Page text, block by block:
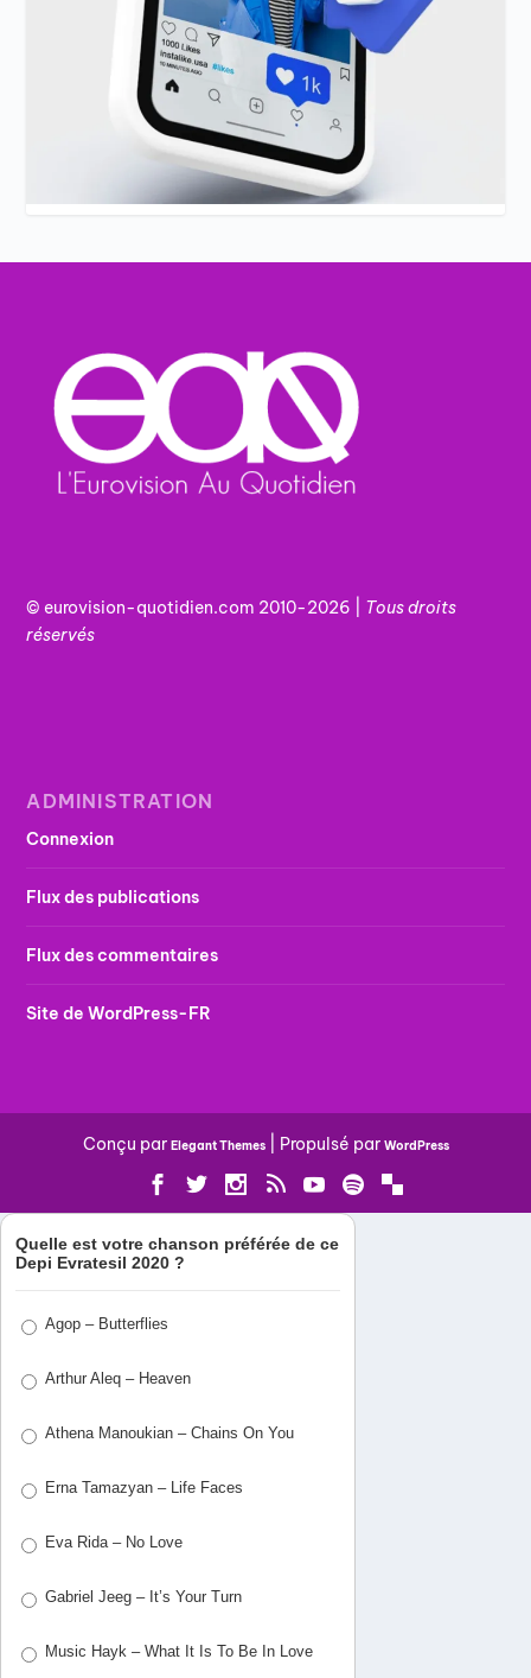
© eurovision-quotidien.com 2010-2026 | Tousdroits
réservés
ADMINISTRATION
Connexion
Flux des publications
Flux des commentaires
Site de WordPress-FR
Conçu par Elegant Themes| Propulsé par WordPress
Quelle est votre chanson préférée de ce
Depi Evratesil 2020 ?
Agop – Butterflies
Arthur Aleq – Heaven
Athena Manoukian – Chains On You
Erna Tamazyan – Life Faces
Eva Rida – No Love
Gabriel Jeeg – It’s Your Turn
Music Hayk – What It Is To Be In Love